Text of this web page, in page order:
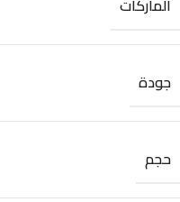
الماركات
جودة
حجم